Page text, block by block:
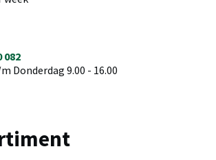
082
Donderdag 9.00 - 16.00